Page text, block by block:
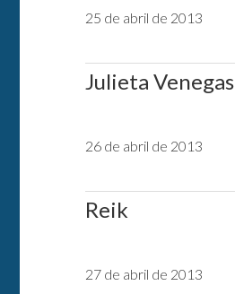
25 de abril de 2013
Julieta Venegas
26 de abril de 2013
Reik
27 de abril de 2013